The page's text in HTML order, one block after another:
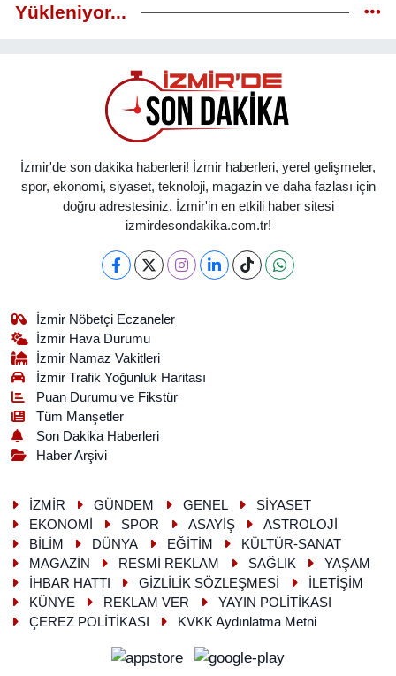
Yükleniyor...
İzmir'de son dakika haberleri! İzmir haberleri, yerel gelişmeler,
spor, ekonomi, siyaset, teknoloji, magazin ve daha fazlası için
doğru adrestesiniz. İzmir'in en etkili haber sitesi
izmirdesondakika.com.tr!
İzmir Nöbetçi Eczaneler
İzmir Hava Durumu
İzmir Namaz Vakitleri
İzmir Trafik Yoğunluk Haritası
Puan Durumu ve Fikstür
Tüm Manşetler
Son Dakika Haberleri
Haber Arşivi
İZMİR GÜNDEM GENEL
SİYASET
EKONOMİ
SPOR ASAYİŞ
ASTROLOJİ
BİLİM
DÜNYA EĞİTİM
KÜLTÜR-SANAT
MAGAZİN
RESMİ REKLAM SAĞLIK
YAŞAM
İHBAR HATTI
GİZLİLİK SÖZLEŞMESİ
İLETİŞİM
KÜNYE
REKLAM VER
YAYIN POLİTİKASI
ÇEREZ POLİTİKASI
KVKK Aydınlatma Metni